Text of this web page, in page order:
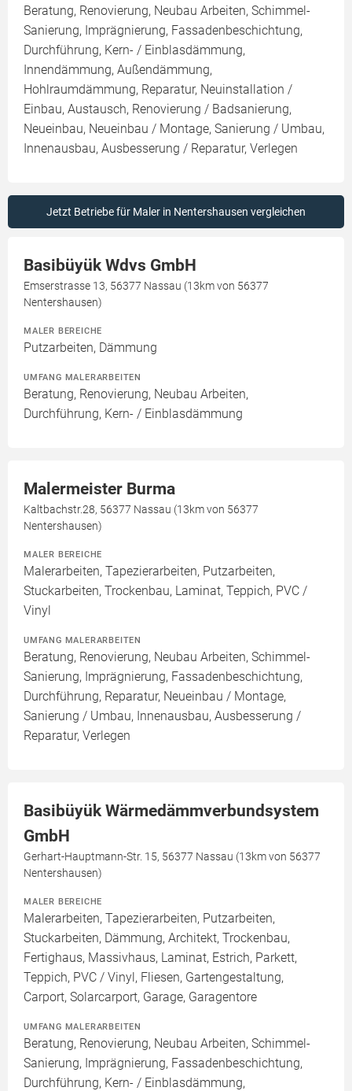
Beratung, Renovierung, Neubau Arbeiten, Schimmel-
Sanierung, Imprägnierung, Fassadenbeschichtung,
Durchführung, Kern- / Einblasdämmung,
Innendämmung, Außendämmung,
Hohlraumdämmung, Reparatur, Neuinstallation /
Einbau, Austausch, Renovierung / Badsanierung,
Neueinbau, Neueinbau / Montage, Sanierung / Umbau,
Innenausbau, Ausbesserung / Reparatur, Verlegen
Jetzt Betriebe für Maler in Nentershausen vergleichen
Basibüyük Wdvs GmbH
Emserstrasse 13, 56377 Nassau (13km von 56377
Nentershausen)
MALER BEREICHE
Putzarbeiten, Dämmung
UMFANG MALERARBEITEN
Beratung, Renovierung, Neubau Arbeiten,
Durchführung, Kern- / Einblasdämmung
Malermeister Burma
Kaltbachstr.28, 56377 Nassau (13km von 56377
Nentershausen)
MALER BEREICHE
Malerarbeiten, Tapezierarbeiten, Putzarbeiten,
Stuckarbeiten, Trockenbau, Laminat, Teppich, PVC /
Vinyl
UMFANG MALERARBEITEN
Beratung, Renovierung, Neubau Arbeiten, Schimmel-
Sanierung, Imprägnierung, Fassadenbeschichtung,
Durchführung, Reparatur, Neueinbau / Montage,
Sanierung / Umbau, Innenausbau, Ausbesserung /
Reparatur, Verlegen
Basibüyük Wärmedämmverbundsystem
GmbH
Gerhart-Hauptmann-Str. 15, 56377 Nassau (13km von 56377
Nentershausen)
MALER BEREICHE
Malerarbeiten, Tapezierarbeiten, Putzarbeiten,
Stuckarbeiten, Dämmung, Architekt, Trockenbau,
Fertighaus, Massivhaus, Laminat, Estrich, Parkett,
Teppich, PVC / Vinyl, Fliesen, Gartengestaltung,
Carport, Solarcarport, Garage, Garagentore
UMFANG MALERARBEITEN
Beratung, Renovierung, Neubau Arbeiten, Schimmel-
Sanierung, Imprägnierung, Fassadenbeschichtung,
Durchführung, Kern- / Einblasdämmung,